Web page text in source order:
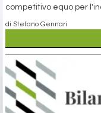
competitivo equo per
di Stefano Gennari